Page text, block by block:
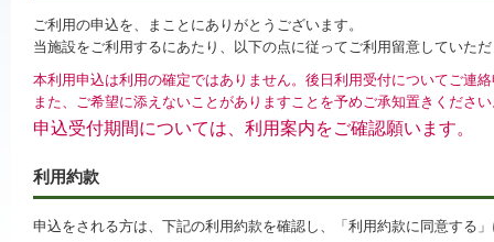
ご利用の申込を、まことにありがとうございます。
当施設をご利用するにあたり、以下の点に従ってご利用留意していた
本利用申込は利用の確定ではありません。後日利用受付についてご連
また、ご希望に添えないことがありますことを予めご承知置きくださ
申込受付期間については、利用案内をご確認願います。
利用約款
申込をされる方は、下記の利用約款を確認し、「利用約款に同意する